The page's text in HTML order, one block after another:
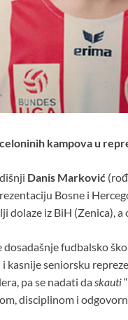
kampova u
Danis Marković
Bosne i
dolaze iz BiH (Zenica),
dosadašnje fudbalsko
i kasnije seniorsku
pa se nadati da skauti
disciplinom i